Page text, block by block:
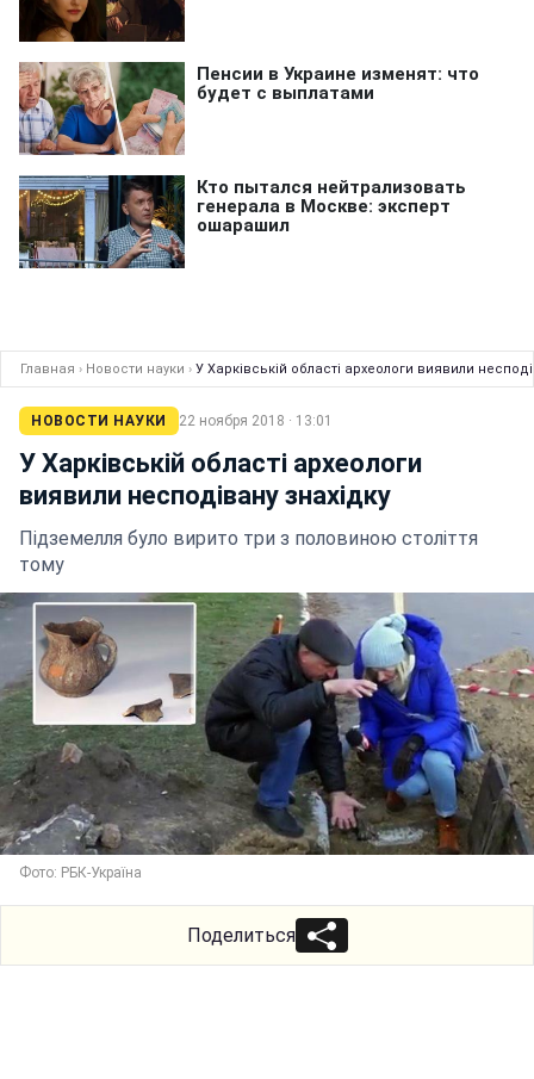
Главная › Новости науки › У Харківській області археологи виявили
НОВОСТИ НАУКИ 22 ноября 2018 · 13:01
У Харківській області археологи
виявили несподівану знахідку
Підземелля було вирито три з половиною століття
тому
Фото: РБК-Україна
Поделиться